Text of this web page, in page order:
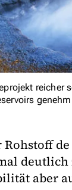
reicher
deutlich
aber